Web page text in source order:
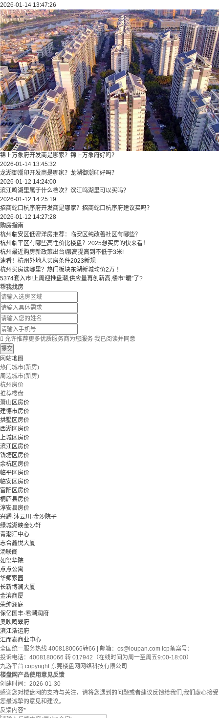
2026-01-14 13:47:26
锦上万象府开发商是哪家？锦上万象府好吗？
2026-01-14 13:45:32
龙湖御潮印开发商是哪家？龙湖御潮印好吗？
2026-01-12 14:24:00
滨江鸣湖里属于什么档次？滨江鸣湖里可以买吗？
2026-01-12 14:25:19
招商蛇口杭序府开发商是哪家？招商蛇口杭序府建议买吗？
2026-01-12 14:27:28
购房指南
杭州临安区低密洋房推荐：临安区纯改善社区有哪些？
​​杭州临平区有哪些高性价比楼盘？2025想买房的快来看！​
杭州最近购房新政策出台!层高提高到不低于3米!
速看！杭州外地人买房条件2023新规
杭州买房选哪里？热门板块东湖新城均价2万 ！
5374套入市!上周迎推盘潮,供应量再创新高,楼市“暖”了?
帮我找房
 允许推荐更多优质服务商为您服务 我已阅读并同意
提交
网站地图
热门城市(新房)
周边城市(新房)
杭州房价
推荐楼盘
萧山区房价
建德市房价
拱墅区房价
西湖区房价
上城区房价
滨江区房价
钱塘区房价
余杭区房价
临平区房价
临安区房价
富阳区房价
桐庐县房价
淳安县房价
兴耀·沐云川·金沙院子
绿城湖映金沙轩
青潮汇中心
志合鑫悦大厦
汤联阁
如玺华院
点点公寓
华师家园
长新博澜大厦
金滨商厦
荣绅澜庭
保亿国丰·君潮润府
奥映鸣翠府
滨江浩运府
汇而泰商业中心
全国统一服务热线 4008180066转66 | 邮箱： cs@loupan.com icp备案号：
投诉电话：4008180066 转 017942（在线时间为周一至周五9:00-18:00）
九游平台 copyright 东莞楼盘网网络科技有限公司
楼盘网产品使用意见反馈
创建时间： 2026-01-30
感谢您对楼盘网的支持与关注，请将您遇到的问题或者建议反馈给我们,我们虚心接受
您最诚挚的意见和建议。
反馈内容*